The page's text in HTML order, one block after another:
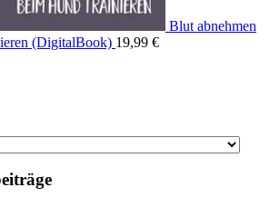
Blut abnehmen
(DigitalBook) 19,99 €